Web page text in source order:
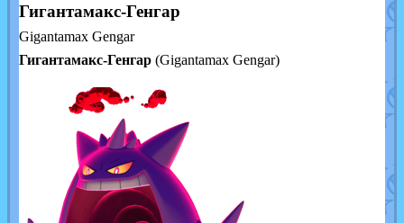
Гигантамакс-Генгар
Gigantamax Gengar
Гигантамакс-Генгар(Gigantamax Gengar)